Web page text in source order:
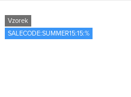
Vzorek
SALECODE:SUMMER15:15:%